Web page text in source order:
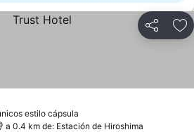
Compartir
estilo cápsula
a 0.4 km de: Estación de Hiroshima